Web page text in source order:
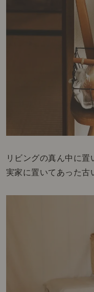
リビングの真ん中に置
実家に置いてあった古